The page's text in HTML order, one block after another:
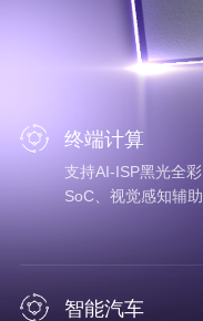
终端计算
支持AI-ISP黑光全
SoC、视觉感知辅
智能汽车